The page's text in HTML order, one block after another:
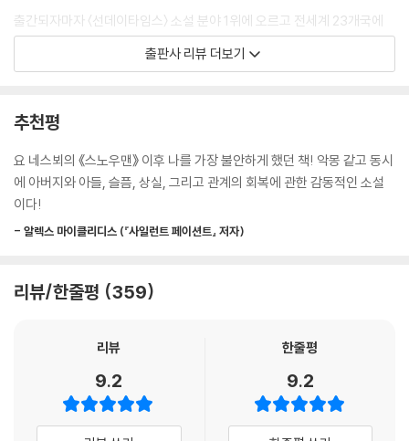
커져가는 공격성과 흡사했다. 자신의 존재 따위 알지도 못하는 듯한 세상
에 충격을 주려는 행위였다. 제발 날 봐달라는, 내 존재를 알아달라는, 날
사랑해달라는 외침이었다.
남자는 아이 등 뒤의 덤불에서 가만가만 걸어 나와 아이의 이름을 속삭였
--- 「1부」 중에서
남자는 어둠 속에 서서 몸서리를 쳤다. 머리 위의 맑고 검푸른 하늘에는 별
들이 점점이 찍혀 있었다. 밤은 낮의 열기와 날카롭도록 싸늘한 대조를 이
있었다. 시야 바로 바깥에, 피부 밑에 숨어 살금대고 있었다.
각들을 머릿속에서 밀어냈다. 오늘 일어난 일은 혐오스러웠다. 혹시라도
그 일이 오만 감정과 더불어 나름의 기묘한 만족감을 가져왔다 해도, 그건
끔찍하고 잘못된 것이다. 맞서 싸워야만 하는 잘못된 감정이었다. 남자는
출간되자마자 〈선데이타임스〉 소설 분야 1위에 오르고 전세계 23개국에
번역 출간된 소설 《위스퍼맨》은 알렉스 노스의 데뷔작이다. “근 10년 내
최고의 범죄소설”(〈가디언〉)이라는 평가를 받으며, 출간된 해 영미권의 언
이 책은 25년 만에 다시 등장한 ‘위스퍼맨’의 카피캣 살인범과 그의 표적이
된 아이, 그리고 그 아이를 지키기 위해 고군분투하는 아버지를 중심으로
이야기가 전개된다. 이야기가 진행되면서 그 주변 인물들의 얽히고설킨 인
연의 비밀이 밝혀지고, 사건은 점점 놀라운 결말로 향해 간다.
아내의 갑작스러운 죽음 이후 하나뿐인 아들 제이크와 새출발을 하기로 결
을 잃어버린 슬픔을 추스를 새도 없이 그는 부모라는 막중한 책임감을 오
롯이 혼자 떠맡게 되었다. 제이크와 함께하는 모든 것이 낯선 건 톰 역시 마
니와 힘들게 살아온 온 톰에게 제이크는 이 세상 그 무엇과도 바꿀 수 없는
남편은 아내를 잃었고, 아이는 엄마를 잃었다. 이 세상에서 의지할 사람이
라고는 서로에게 서로뿐이다. 하지만 상황은 더 나빠지기만 할 뿐이다. 제
이크가 자꾸만 소녀의 환영을 보며 그녀와 대화를 나눈다. 그런 제이크를
출판사 리뷰 더보기
추천평
요 네스뵈의 《스노우맨》 이후 나를 가장 불안하게 했던 책! 악몽 같고 동시
에 아버지와 아들, 슬픔, 상실, 그리고 관계의 회복에 관한 감동적인 소설
이다!
- 알렉스 마이클리디스 (『사일런트 페이션트』 저자)
리뷰/한줄평 359
리뷰
9.2
한줄평
9.2